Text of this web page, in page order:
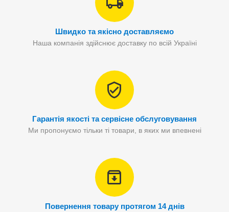
Швидко та якісно доставляємо
Наша компанія здійснює доставку по всій Україні
Гарантія якості та сервісне обслуговування
Ми пропонуємо тільки ті товари, в яких ми впевнені
Повернення товару протягом 14 днів